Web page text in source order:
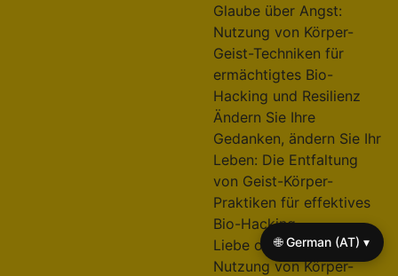
Glaube über Angst:
Nutzung von Körper-
Geist-Techniken für
ermächtigtes Bio-
Hacking und Resilienz
Ändern Sie Ihre
Gedanken, ändern Sie Ihr
Leben: Die Entfaltung
von Geist-Körper-
Praktiken für effektives
Bio-Hacking
Liebe ohne Erwartungen:
Nutzung von Körper-
🌐 German (AT) ▾